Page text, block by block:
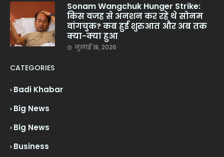
Sonam Wangchuk Hunger Strike:
किस वजह से अनशन कर रहे थे सोनम
वांगचुक? कब हुई शुरुआत और अब तक
क्या-क्या हुआ
जुलाई 18, 2026
CATEGORIES
Badi Khabar
Big News
Big News
Business